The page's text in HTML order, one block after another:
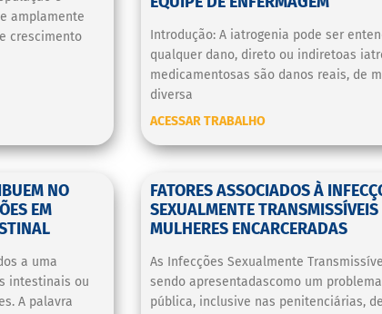
amplamente
crescimento
Introdução: A iatrogenia pode ser
qualquer dano, direto ou indiretoas
medicamentosas são danos reais, de
diversa
ACESSAR TRABALHO
NO
EM
a uma
intestinais ou
A palavra
FATORES ASSOCIADOS À
SEXUALMENTE TRANSMISSÍVEIS
MULHERES ENCARCERADAS
As Infecções Sexualmente
sendo apresentadascomo um
pública, inclusive nas penitenciárias,